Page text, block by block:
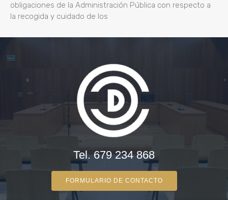
obligaciones de la Administración Pública con respecto a
la recogida y cuidado de los
Tel. 679 234 868
FORMULARIO DE CONTACTO